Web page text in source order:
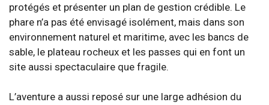
protégés et présenter un plan de gestion crédible. Le
phare n’a pas été envisagé isolément, mais dans son
environnement naturel et maritime, avec les bancs de
sable, le plateau rocheux et les passes qui en font un
site aussi spectaculaire que fragile.
L’aventure a aussi reposé sur une large adhésion du